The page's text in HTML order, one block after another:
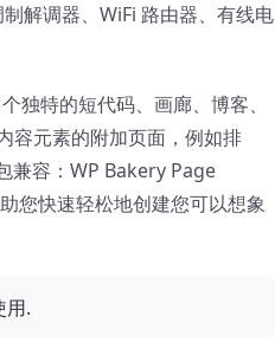
解调器、WiFi 路由器、有线电
独特的短代码、画廊、博客、
容元素的附加页面，例如排
兼容：WP Bakery Page
您快速轻松地创建您可以想象
用.